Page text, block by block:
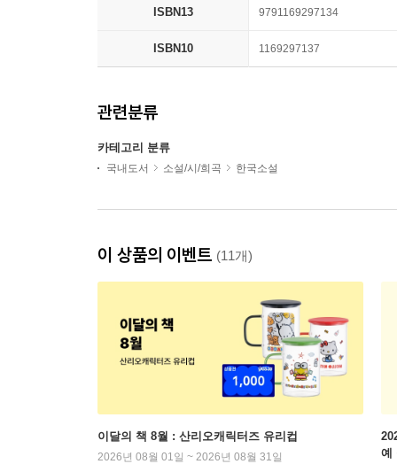
ISBN13 9791169297134
ISBN10 1169297137
관련분류
카테고리 분류
국내도서 소설/시/희곡 한국소설
이 상품의 이벤트 (11개)
이달의 책 8월 : 산리오캐릭터즈 유리컵
2026년 08월 01일 ~ 2026년 08월 31일
예